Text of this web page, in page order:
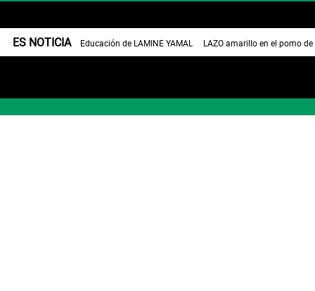
ES NOTICIA Educación de LAMINE YAMAL LAZO amarillo en el pomo de